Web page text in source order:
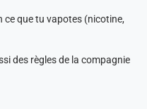
ce que tu vapotes (nicotine,
des règles de la compagnie